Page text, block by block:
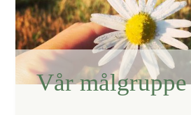
Vår målgruppe